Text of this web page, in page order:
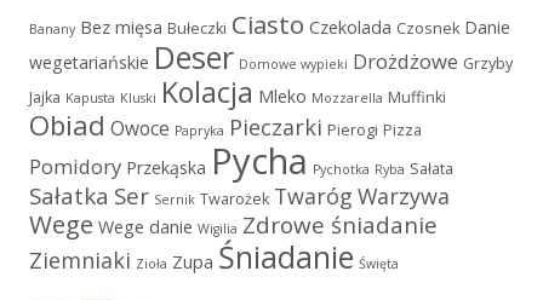
Banany Bez mięsa Bułeczki Ciasto Czekolada Czosnek Danie
wegetariańskie Deser Domowe wypieki Drożdżowe Grzyby
Jajka Kapusta Kluski Kolacja Mleko Mozzarella Muffinki
Obiad Owoce Papryka Pieczarki Pierogi Pizza
Pomidory Przekąska Pycha Pychotka Ryba Sałata
Sałatka Ser Sernik Twarożek Twaróg Warzywa
Wege Wege danie Wigilia Zdrowe śniadanie
Ziemniaki Zioła Zupa Śniadanie Święta